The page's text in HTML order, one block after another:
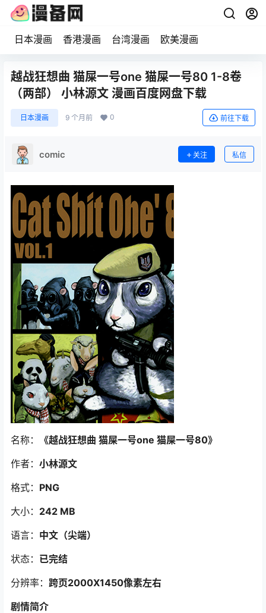
日本漫画 香港漫画 台湾漫画 欧美漫画
越战狂想曲 猫屎一号one 猫屎一号80 1-8卷
（两部） 小林源文 漫画百度网盘下载
日本漫画 9 个月前 0 前往下载
comic 关注 私信
名称： 《越战狂想曲 猫屎一号one 猫屎一号80》
作者： 小林源文
格式： PNG
大小： 242 MB
语言： 中文（尖端）
状态： 已完结
分辨率： 跨页2000X1450像素左右
剧情简介